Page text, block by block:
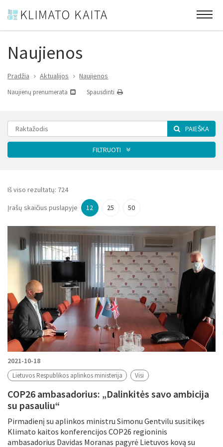
Naujienos
Pradžia Aktualijos Naujienos
Naujienų prenumerata Spausdinti
PAIEŠKA
FILTRUOTI
Kategorija
Filtruoti pagal
Metus
Periodą
Tikslinė grupė
Periodas
Tema
Iš viso rezultatų: 724
Įrašų skaičius puslapyje
12 25 50
2021-10-18
Lietuvos Respublikos aplinkos ministerija Visi
COP26 ambasadorius: „Dalinkitės savo ambicija
su pasauliu“
Pirmadienį su aplinkos ministru Simonu Gentvilu susitikęs
Klimato kaitos konferencijos COP26 regioninis
ambasadorius Davidas Moranas pagyrė Lietuvos kovą su